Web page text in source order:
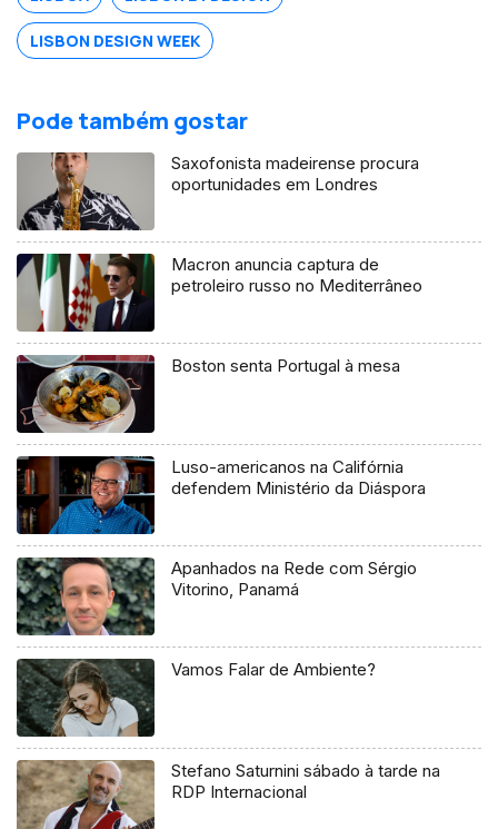
LISBON DESIGN WEEK
Pode também gostar
Saxofonista madeirense procura
oportunidades em Londres
Macron anuncia captura de
petroleiro russo no Mediterrâneo
Boston senta Portugal à mesa
Luso-americanos na Califórnia
defendem Ministério da Diáspora
Apanhados na Rede com Sérgio
Vitorino, Panamá
Vamos Falar de Ambiente?
Stefano Saturnini sábado à tarde na
RDP Internacional